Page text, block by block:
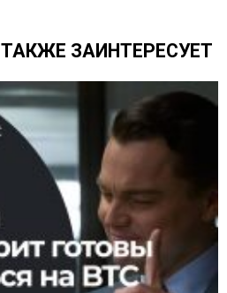
ЗАИНТЕРЕСУЕТ